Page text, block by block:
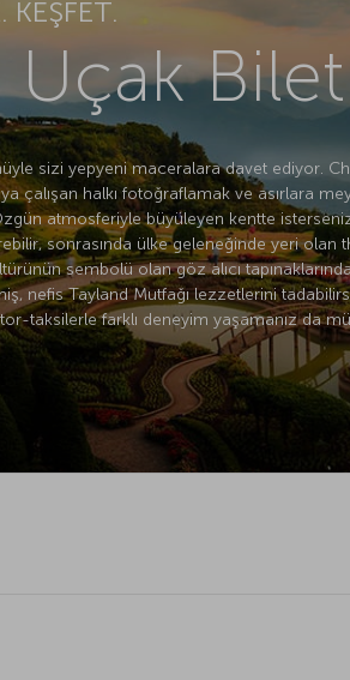
sizi yepyeni maceralara davet ediyor.
çalışan halkı fotoğraflamak ve asırlara
atmosferiyle büyüleyen kentte
sonrasında ülke geleneğinde yeri
sembolü olan göz alıcı
nefis Tayland Mutfağı lezzetlerini
taksilerle farklı deneyim yaşamanız da